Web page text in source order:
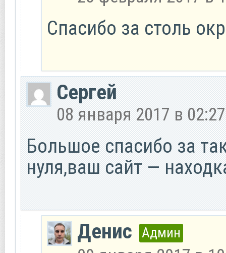
Спасибо за столь
Сергей
08 января 2017 в 02:27
Большое спасибо за
нуля,ваш сайт —
Денис Админ